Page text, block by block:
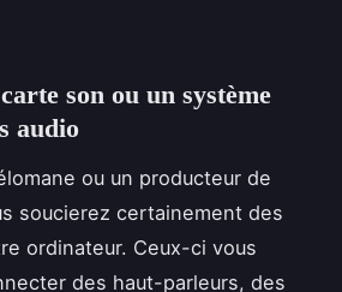
son ou un système
audio
ou un producteur de
soucierez certainement des
ordinateur. Ceux-ci vous
des haut-parleurs, des